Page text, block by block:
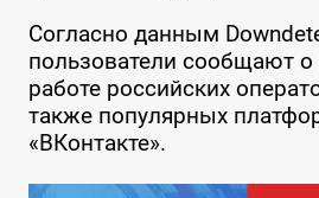
Согласно данным
пользователи сообщают о
работе российских
также популярных
«ВКонтакте».